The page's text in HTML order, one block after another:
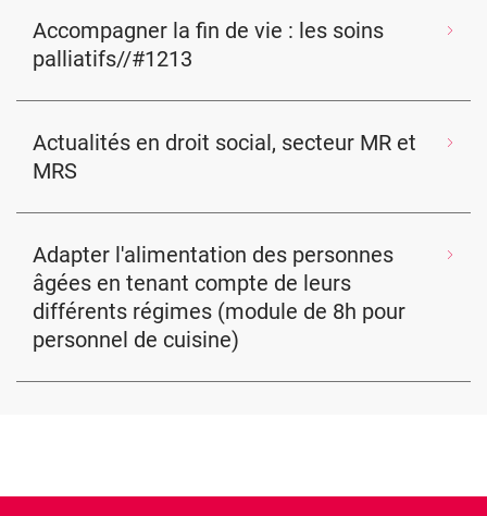
Accompagner la fin de vie : les soins
palliatifs//#1213
Actualités en droit social, secteur MR et
MRS
Adapter l'alimentation des personnes
âgées en tenant compte de leurs
différents régimes (module de 8h pour
personnel de cuisine)